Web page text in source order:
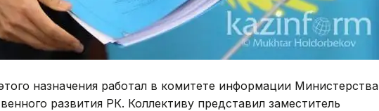
назначения работал в комитете информации Министерства
развития РК. Коллективу представил заместитель